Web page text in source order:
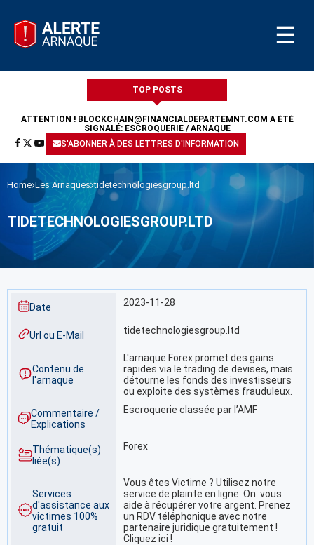
☰
TOP POSTS
ATTENTION ! BLOCKCHAIN@FINANCIALDEPARTEMNT.COM A ÉTÉ
SIGNALÉ: ESCROQUERIE / ARNAQUE
S'ABONNER À DES LETTRES D'INFORMATION
Home Les Arnaques tidetechnologiesgroup.ltd
TIDETECHNOLOGIESGROUP.LTD
Date 2023-11-28
Url ou E-Mail tidetechnologiesgroup.ltd
Contenu de
l'arnaque
L'arnaque Forex promet des gains
rapides via le trading de devises, mais
détourne les fonds des investisseurs
ou exploite des systèmes frauduleux.
Commentaire /
Explications
Escroquerie classée par l’AMF
Thématique(s)
liée(s)
Forex
Services
d'assistance aux
victimes 100%
gratuit
Vous êtes Victime ? Utilisez notre
service de plainte en ligne. On vous
aide à récupérer votre argent. Prenez
un RDV téléphonique avec notre
partenaire juridique gratuitement !
Cliquez ici !